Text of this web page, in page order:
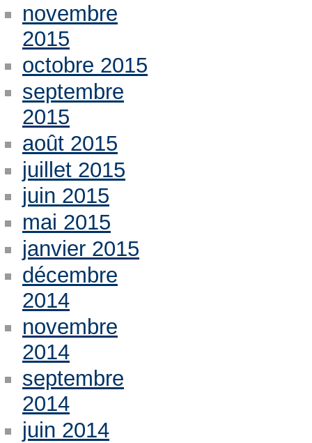
novembre
2015
octobre 2015
septembre
2015
août 2015
juillet 2015
juin 2015
mai 2015
janvier 2015
décembre
2014
novembre
2014
septembre
2014
juin 2014